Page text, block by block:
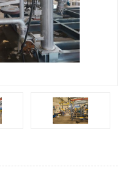
输油臂
火车鹤管
顶部鹤管
低温鹤管
鹤管